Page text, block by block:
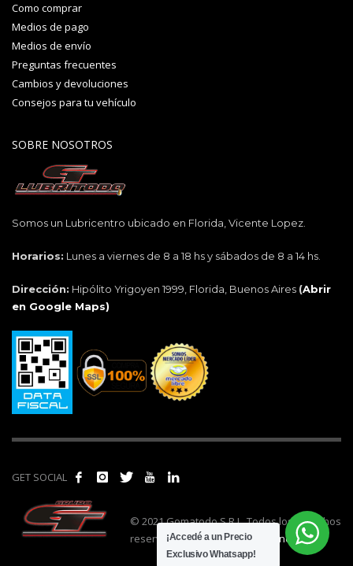
Como comprar
Medios de pago
Medios de envío
Preguntas frecuentes
Cambios y devoluciones
Consejos para tu vehículo
SOBRE NOSOTROS
Somos un Lubricentro ubicado en Florida, Vicente Lopez.
Horarios: Lunes a viernes de 8 a 18 hs y sábados de 8 a 14 hs.
Dirección: Hipólito Yrigoyen 1999, Florida, Buenos Aires (Abrir
en Google Maps)
GET SOCIAL
© 2021 Gomatodo S.R.L. Todos los derechos
reservados. | Realizado por
cónclave.
¡Accedé a un Precio
Exclusivo Whatsapp!